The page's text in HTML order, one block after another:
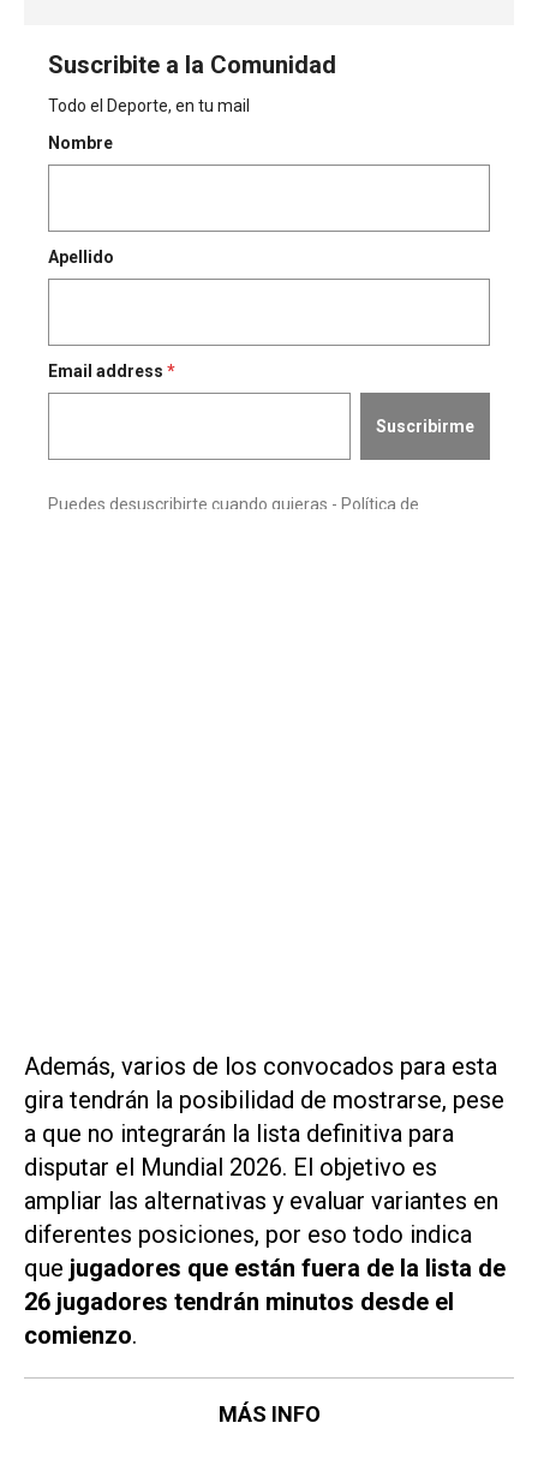
Además, varios de los convocados para esta
gira tendrán la posibilidad de mostrarse, pese
a que no integrarán la lista definitiva para
disputar el Mundial 2026. El objetivo es
ampliar las alternativas y evaluar variantes en
diferentes posiciones, por eso todo indica
que jugadores que están fuera de la lista de
26 jugadores tendrán minutos desde el
comienzo.
MÁS INFO